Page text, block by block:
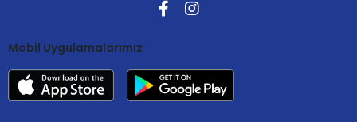
Mobil Uygulamalarımız